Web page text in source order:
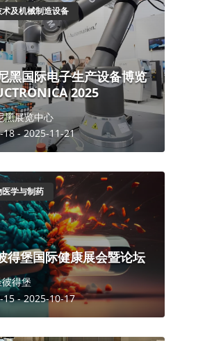
及机械制造设备
黑国际电子生产设备博览
2025
黑展览中心
18 - 2025-11-21
学与制药
得堡国际健康展会暨论坛
得堡
- 2025-10-17